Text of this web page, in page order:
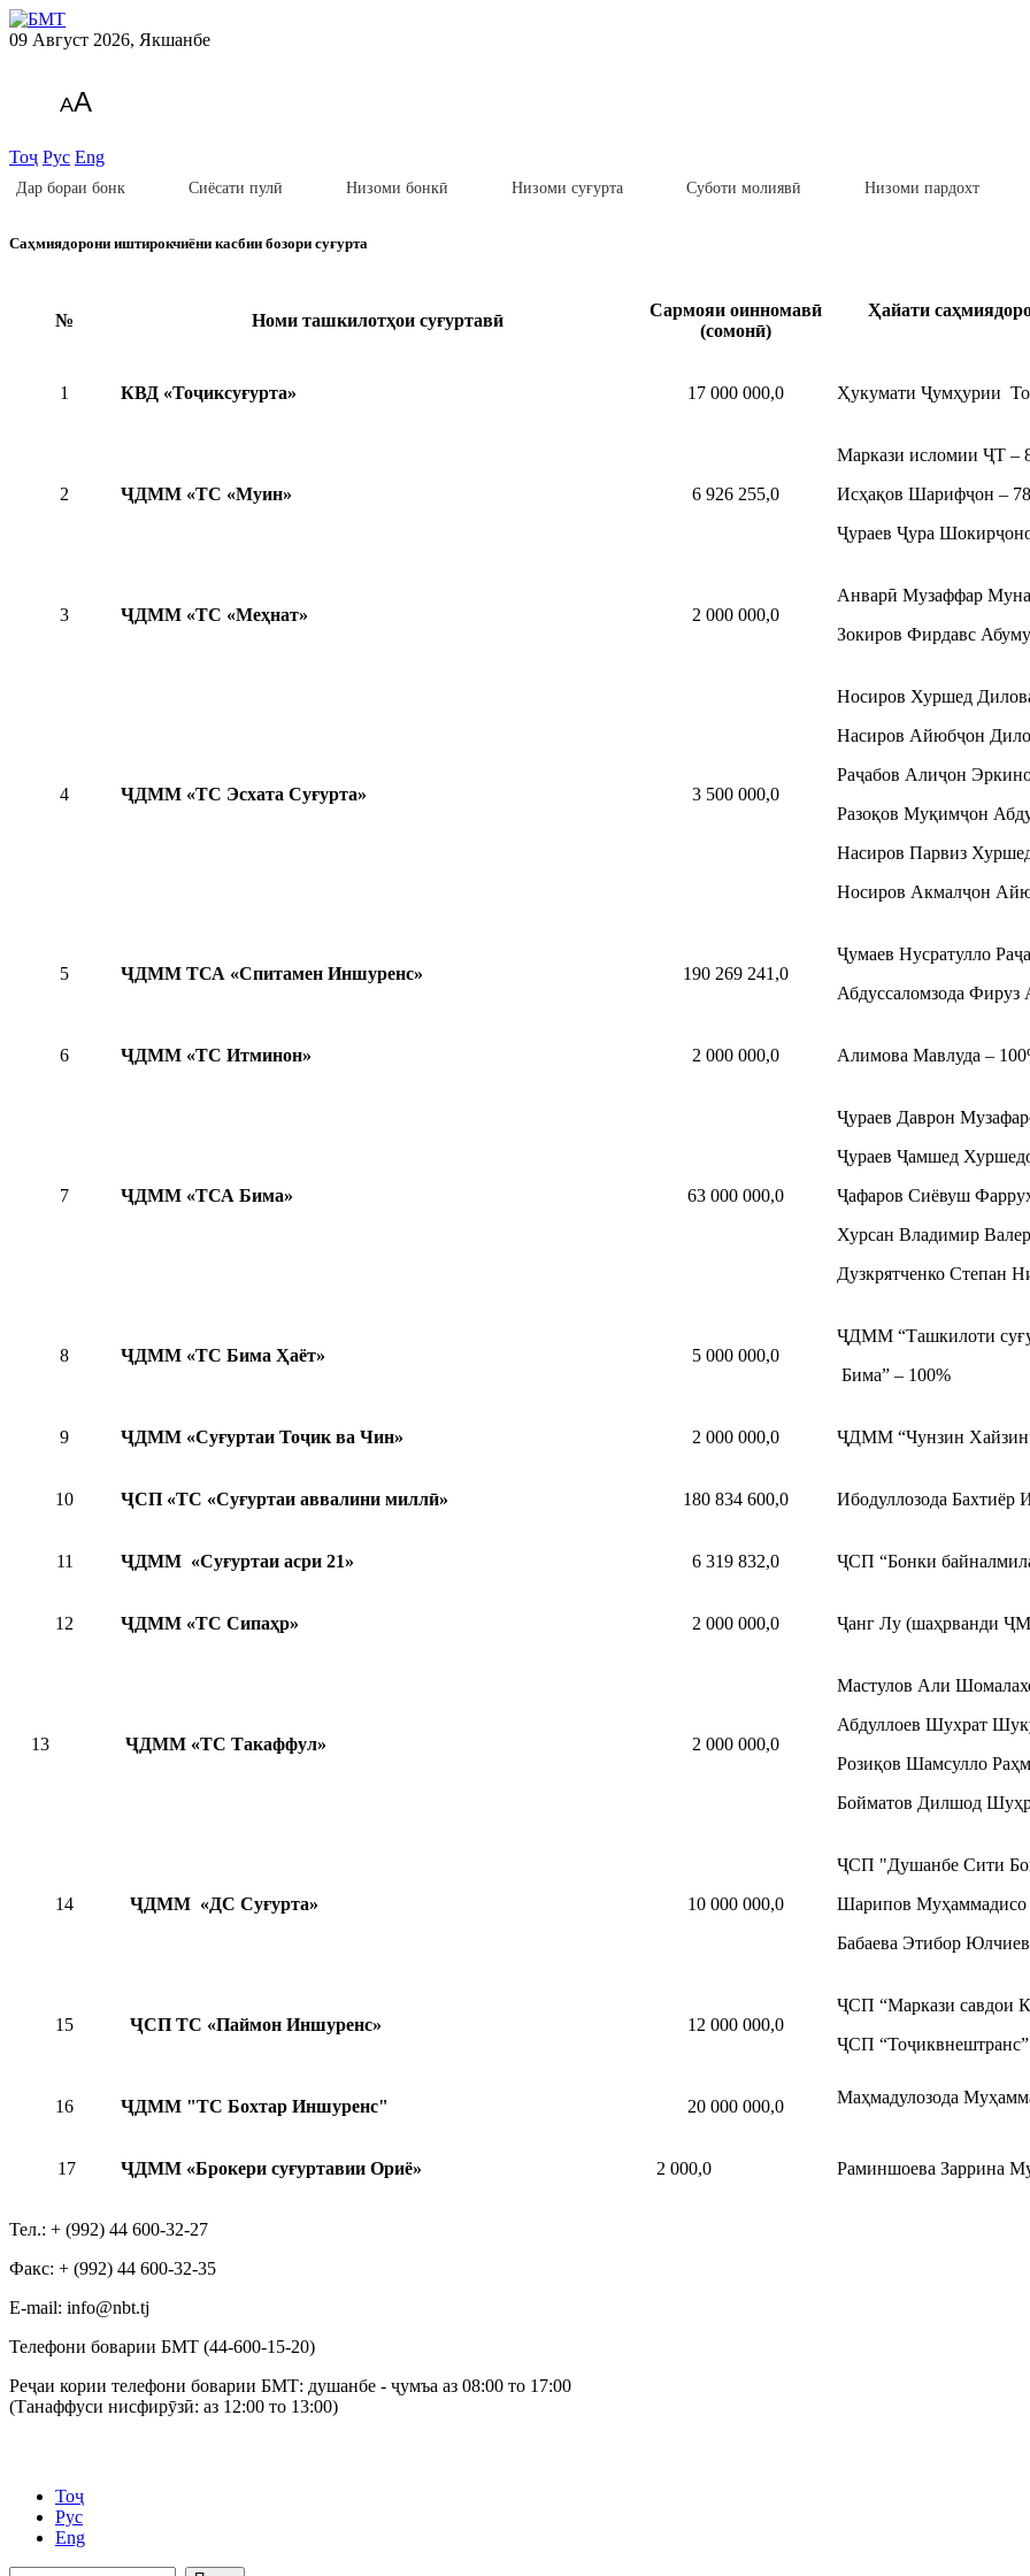
09 Август 2026, Якшанбе
AA
Тоҷ Рус Eng
Дар бораи бонк Сиёсати пулӣ Низоми бонкӣ Низоми суғурта Суботи молиявӣ Низоми пардохт
Саҳмиядорони иштирокчиёни касбии бозори суғурта
№ Номи ташкилотҳои суғуртавӣ
Сармояи оинномавӣ
(сомонӣ)
Ҳайати
1 КВД «Тоҷиксуғурта» 17 000 000,0 Ҳукумати Ҷумҳурии
2 ҶДММ «ТС «Муин» 6 926 255,0
Маркази исломии ҶТ –
Исҳақов Шарифҷон –
Ҷураев Ҷура
3 ҶДММ «ТС «Меҳнат» 2 000 000,0
Анварӣ Музаффар
Зокиров Фирдавс
4 ҶДММ «ТС Эсхата Суғурта» 3 500 000,0
Носиров Хуршед
Насиров Айюбҷон
Раҷабов Алиҷон
Разоқов Муқимҷон
Насиров Парвиз
Носиров Акмалҷон
5 ҶДММ ТСА «Спитамен Иншуренс» 190 269 241,0
Ҷумаев Нусратулло
Абдуссаломзода Фируз
6 ҶДММ «ТС Итминон» 2 000 000,0 Алимова Мавлуда –
7 ҶДММ «ТСА Бима» 63 000 000,0
Ҷураев Даврон
Ҷураев Ҷамшед
Ҷафаров Сиёвуш
Хурсан Владимир
Дузкрятченко Степан
8 ҶДММ «ТС Бима Ҳаёт» 5 000 000,0
ҶДММ “Ташкилоти
Бима” – 100%
9 ҶДММ «Суғуртаи Тоҷик ва Чин» 2 000 000,0 ҶДММ “Чунзин
10 ҶСП «ТС «Суғуртаи аввалини миллӣ» 180 834 600,0 Ибодуллозода Бахтиёр
11 ҶДММ «Суғуртаи асри 21» 6 319 832,0 ҶСП “Бонки
12 ҶДММ «ТС Сипаҳр» 2 000 000,0 Ҷанг Лу (шаҳрванди
13 ҶДММ «ТС Такаффул» 2 000 000,0
Мастулов Али
Абдуллоев Шухрат
Розиқов Шамсулло
Бойматов Дилшод
14 ҶДММ «ДС Суғурта» 10 000 000,0
ҶСП "Душанбе Сити
Шарипов Муҳаммадисо
Бабаева Этибор
15 ҶСП ТС «Паймон Иншуренс» 12 000 000,0
ҶСП “Маркази савдои
ҶСП
16 ҶДММ "ТС Бохтар Иншуренс" 20 000 000,0 Маҳмадулозода
17 ҶДММ «Брокери суғуртавии Ориё» 2 000,0 Раминшоева Заррина
Тел.: + (992) 44 600-32-27
Факс: + (992) 44 600-32-35
Е-mail: info@nbt.tj
Телефони боварии БМТ (44-600-15-20)
Реҷаи кории телефони боварии БМТ: душанбе - ҷумъа аз 08:00 то 17:00
(Танаффуси нисфирӯзӣ: аз 12:00 то 13:00)
Тоҷ
Рус
Eng